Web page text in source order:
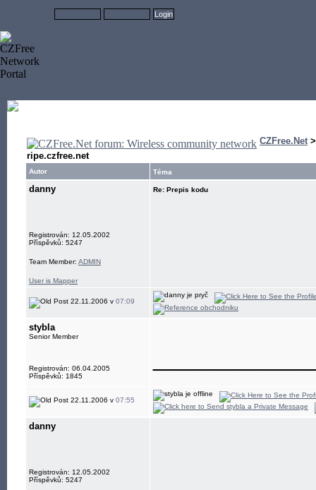
CZFree.Net
ripe.czfree.net
Autor Téma
danny
Registrován: 12.05.2002
Příspěvků: 5247
Team Member: ADMIN
User is Mapper
Re: Prepis kodu
22.11.2006 v 07:09
stybla
Senior Member
Registrován: 06.04.2005
Příspěvků: 1845
22.11.2006 v 07:55
danny
Registrován: 12.05.2002
Příspěvků: 5247